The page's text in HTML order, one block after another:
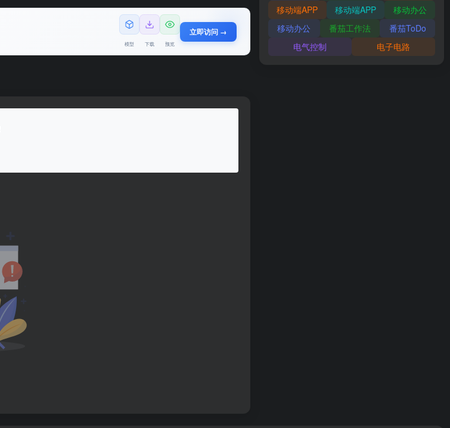
模型 下载 预览
立即访问 →
移动端APP
移动端APP
移动办公
移动办公
番茄工作法
番茄ToDo
电气控制
电子电路